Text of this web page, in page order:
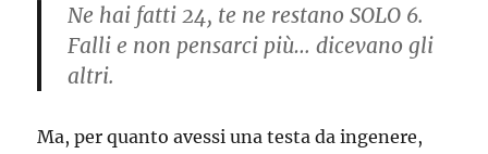
Ne hai fatti 24, te ne restano SOLO 6.
Falli e non pensarci più… dicevano gli
altri.
Ma, per quanto avessi una testa da ingenere,